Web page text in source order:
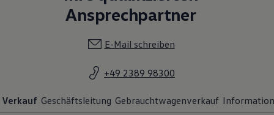
Ansprechpartner
E-Mail schreiben
+49 2389 98300
Verkauf Geschäftsleitung Gebrauchtwagenverkauf Information